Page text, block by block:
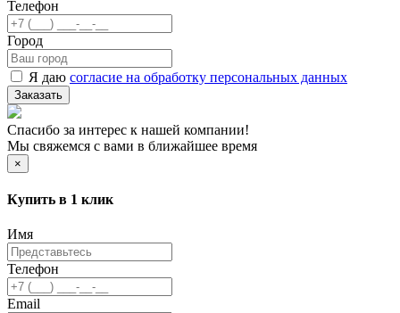
Телефон
Город
Я даю согласие на обработку персональных данных
Заказать
Спасибо за интерес к нашей компании!
Мы свяжемся с вами в ближайшее время
×
Купить в 1 клик
Имя
Телефон
Email